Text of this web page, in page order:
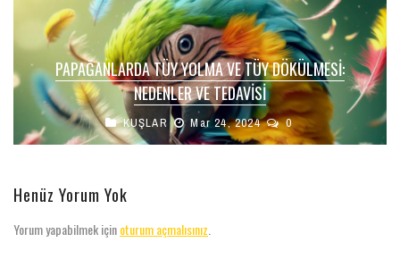
PAPAĞANLARDA TÜY YOLMA VE TÜY DÖKÜLMESI:
NEDENLER VE TEDAVISI
KUŞLAR Mar 24, 2024 0
Henüz Yorum Yok
Yorum yapabilmek içinoturum açmalısınız